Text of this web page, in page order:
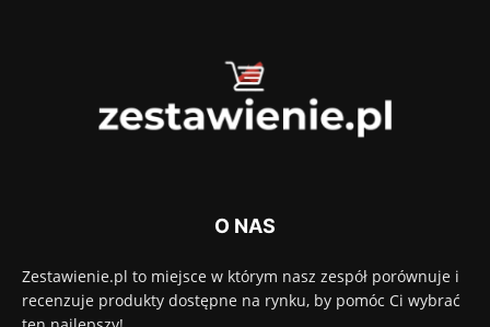
O NAS
Zestawienie.pl to miejsce w którym nasz zespół porównuje i
recenzuje produkty dostępne na rynku, by pomóc Ci wybrać